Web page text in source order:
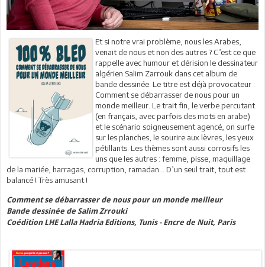
Et si notre vrai problème, nous les Arabes,
venait de nous et non des autres ? C’est ce que
rappelle avec humour et dérision le dessinateur
algérien Salim Zarrouk dans cet album de
bande dessinée. Le titre est déjà provocateur :
Comment se débarrasser de nous pour un
monde meilleur. Le trait fin, le verbe percutant
(en français, avec parfois des mots en arabe)
et le scénario soigneusement agencé, on surfe
sur les planches, le sourire aux lèvres, les yeux
pétillants. Les thèmes sont aussi corrosifs les
uns que les autres : femme, pisse, maquillage
de la mariée, harragas, corruption, ramadan... D’un seul trait, tout est
balancé ! Très amusant !
Comment se débarrasser de nous pour un monde meilleur
Bande dessinée de Salim Zrrouki
Coédition LHE Lalla Hadria Editions, Tunis - Encre de Nuit, Paris